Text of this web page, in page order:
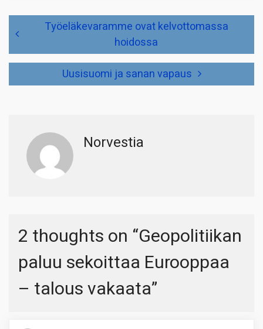
Artikkelien
selaus
Työeläkevaramme ovat kelvottomassa
hoidossa
Uusisuomi ja sanan vapaus
Norvestia
2 thoughts on “Geopolitiikan
paluu sekoittaa Eurooppaa
– talous vakaata”